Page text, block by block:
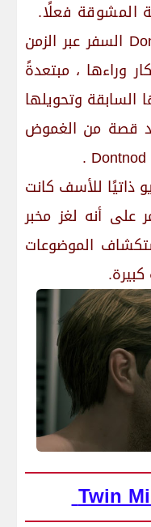
المشوقة فعلًا.
، تركت Dontnod السفر عبر الزمن
وراءها ، مبتعدةً
السابقة وتحويلها
قصة من الغموض
ذاتيًا للأسف كانت
على أنه لغز مخبر
الموضوعات